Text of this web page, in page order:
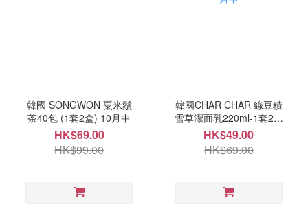
韓國 SONGWON 粟米鬚
茶40包 (1套2盒) 10月中
HK$69.00
HK$99.00
韓國CHAR CHAR 綠豆積
雪草潔面乳220ml-1套2支
10月中
HK$49.00
HK$69.00